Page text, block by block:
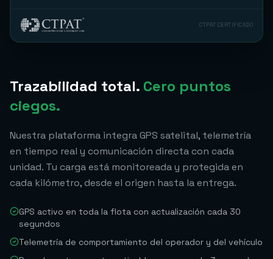
CTPAT CERTIFICADO
Trazabilidad total. Cero puntos
ciegos.
Nuestra plataforma integra GPS satelital, telemetría
en tiempo real y comunicación directa con cada
unidad. Tu carga está monitoreada y protegida en
cada kilómetro, desde el origen hasta la entrega.
GPS activo en toda la flota con actualización cada 30
segundos
Telemetría de comportamiento del operador y del vehículo